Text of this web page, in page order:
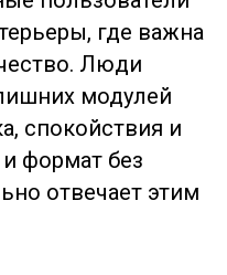
где важна
Люди
модулей
спокойствия и
формат без
отвечает этим